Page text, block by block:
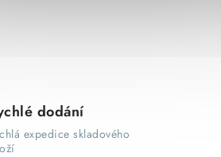
dodání
expedice skladového